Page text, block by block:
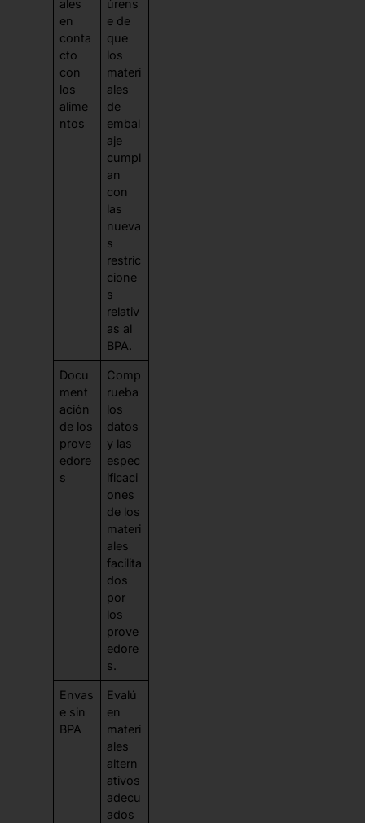
ales
en
conta
cto
con
los
alime
ntos
úrens
e de
que
los
materi
ales
de
embal
aje
cumpl
an
con
las
nueva
s
restric
cione
s
relativ
as al
BPA.
Docu
ment
ación
de los
prove
edore
s
Comp
rueba
los
datos
y las
espec
ificaci
ones
de los
materi
ales
facilita
dos
por
los
prove
edore
s.
Envas
e sin
BPA
Evalú
en
materi
ales
altern
ativos
adecu
ados